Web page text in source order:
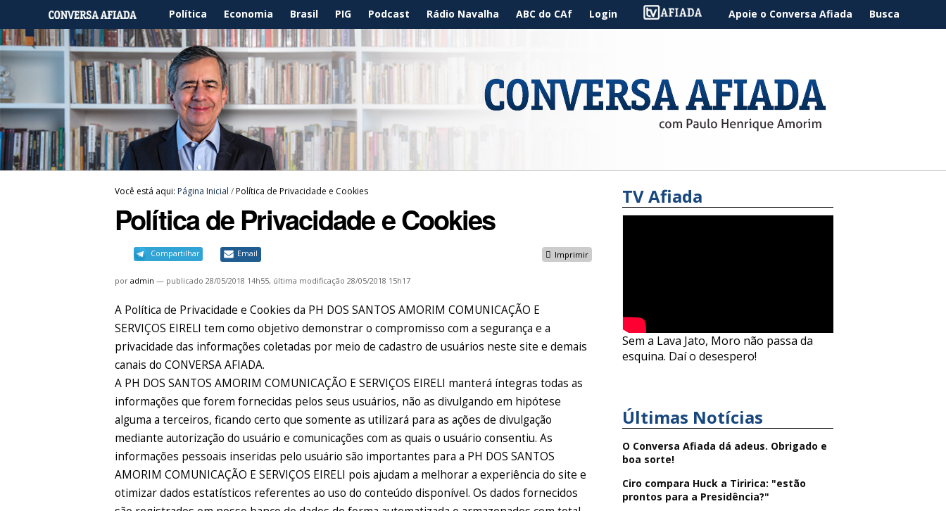
Política Economia Brasil PIG Podcast Rádio Navalha ABC do CAf Login Apoie o Conversa Afiada Busca
Você está aqui: Página Inicial /Política de Privacidade e Cookies
Política de Privacidade e Cookies
Compartilhar Email Imprimir
poradmin — publicado 28/05/2018 14h55, última modificação 28/05/2018 15h17
A Política de Privacidade e Cookies da PH DOS SANTOS AMORIM COMUNICAÇÃO E
SERVIÇOS EIRELI tem como objetivo demonstrar o compromisso com a segurança e a
privacidade das informações coletadas por meio de cadastro de usuários neste site e demais
canais do CONVERSA AFIADA.
A PH DOS SANTOS AMORIM COMUNICAÇÃO E SERVIÇOS EIRELI manterá íntegras todas as
informações que forem fornecidas pelos seus usuários, não as divulgando em hipótese
alguma a terceiros, ficando certo que somente as utilizará para as ações de divulgação
mediante autorização do usuário e comunicações com as quais o usuário consentiu. As
informações pessoais inseridas pelo usuário são importantes para a PH DOS SANTOS
AMORIM COMUNICAÇÃO E SERVIÇOS EIRELI pois ajudam a melhorar a experiência do site e
otimizar dados estatísticos referentes ao uso do conteúdo disponível. Os dados fornecidos
TV Afiada
Sem a Lava Jato, Moro não passa da
esquina. Daí o desespero!
Últimas Notícias
O Conversa Afiada dá adeus. Obrigado e
boa sorte!
Ciro compara Huck a Tiririca: "estão
prontos para a Presidência?"